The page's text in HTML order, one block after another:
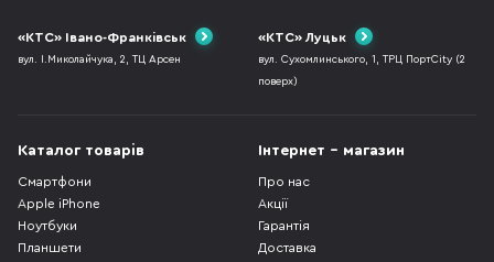
«КТС» Івано-Франківськ
вул. І.Миколайчука, 2, ТЦ Арсен
«КТС» Луцьк
вул. Сухомлинського, 1, ТРЦ ПортCity (2
поверх)
Каталог товарів
Смартфони
Apple iPhone
Ноутбуки
Планшети
Інтернет - магазин
Про нас
Акції
Гарантія
Доставка